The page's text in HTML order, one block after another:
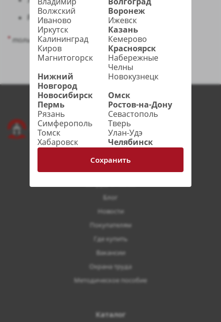
Регулировка работы дверного блока;
*только после оценки специалистом
Назад
Мы в соцсетях
Блог
Новости
Покупателям
Где купить
Вакансии
Охрана труда
Методическое пособие
Каталог
Волжский
Воронеж
Иваново
Ижевск
Иркутск
Казань
Калининград
Кемерово
Киров
Красноярск
Магнитогорск
Набережные
Челны
Нижний
Новгород
Новокузнецк
Новосибирск
Омск
Пермь
Ростов-на-Дону
Рязань
Севастополь
Симферополь
Тверь
Томск
Улан-Удэ
Хабаровск
Челябинск
Сохранить